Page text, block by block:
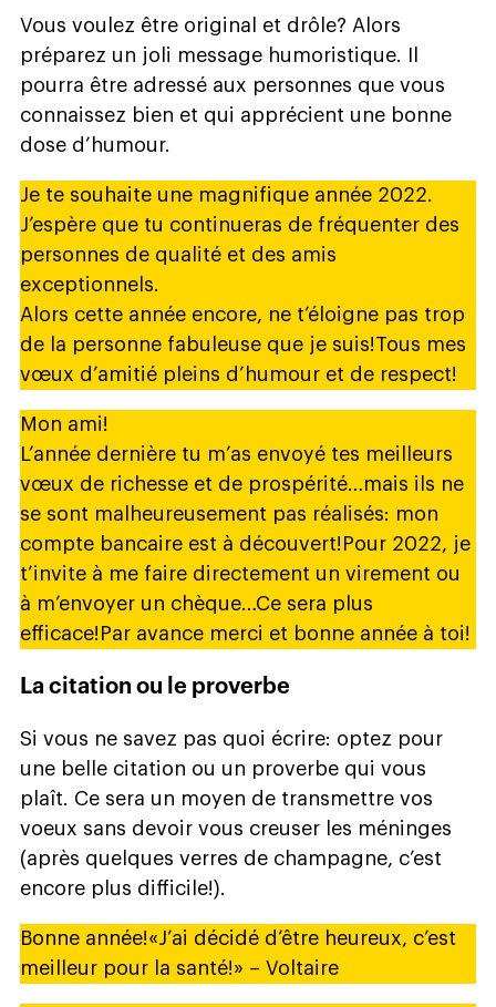
Vous voulez être original et drôle? Alors
préparez un joli message humoristique. Il
pourra être adressé aux personnes que vous
connaissez bien et qui apprécient une bonne
dose d’humour.
Je te souhaite une magnifique année 2022.
J’espère que tu continueras de fréquenter des
personnes de qualité et des amis
exceptionnels.
Alors cette année encore, ne t’éloigne pas trop
de la personne fabuleuse que je suis!Tous mes
vœux d’amitié pleins d’humour et de respect!
Mon ami!
L’année dernière tu m’as envoyé tes meilleurs
vœux de richesse et de prospérité…mais ils ne
se sont malheureusement pas réalisés: mon
compte bancaire est à découvert!Pour 2022, je
t’invite à me faire directement un virement ou
à m’envoyer un chèque…Ce sera plus
efficace!Par avance merci et bonne année à toi!
La citation ou le proverbe
Si vous ne savez pas quoi écrire: optez pour
une belle citation ou un proverbe qui vous
plaît. Ce sera un moyen de transmettre vos
voeux sans devoir vous creuser les méninges
(après quelques verres de champagne, c’est
encore plus difficile!).
Bonne année!«J’ai décidé d’être heureux, c’est
meilleur pour la santé!» – Voltaire